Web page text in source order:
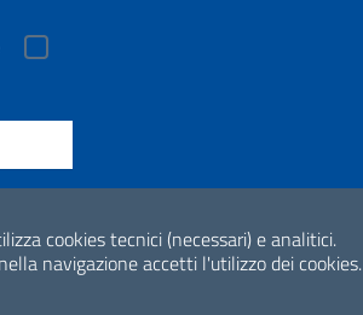
cookies tecnici (necessari) e analitici.
navigazione accetti l'utilizzo dei cookies.
di accessibilità